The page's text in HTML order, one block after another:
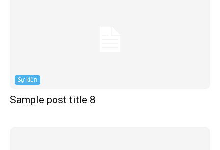
Sự kiện
Sample post title 8